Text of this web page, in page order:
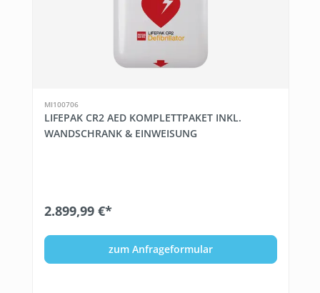
MI100706
LIFEPAK CR2 AED KOMPLETTPAKET INKL.
WANDSCHRANK & EINWEISUNG
2.899,99 €*
zum Anfrageformular